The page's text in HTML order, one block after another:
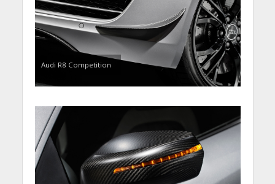
Audi R8 Competition